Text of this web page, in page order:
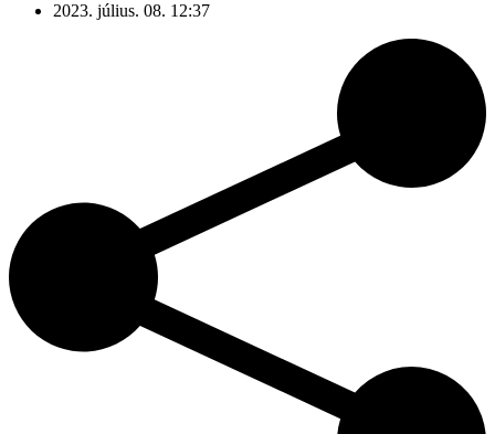
2023. július. 08. 12:37